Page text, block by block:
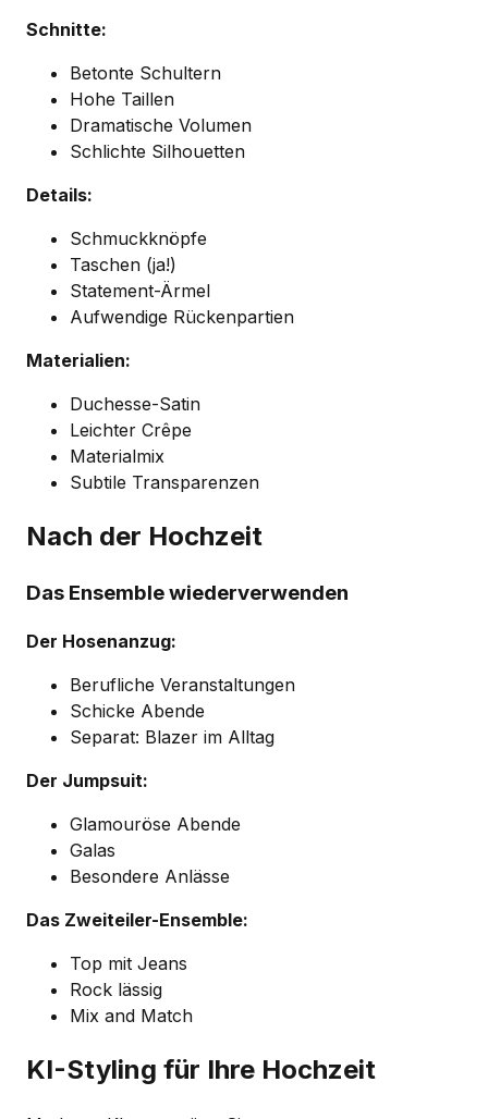
Schnitte:
Betonte Schultern
Hohe Taillen
Dramatische Volumen
Schlichte Silhouetten
Details:
Schmuckknöpfe
Taschen (ja!)
Statement-Ärmel
Aufwendige Rückenpartien
Materialien:
Duchesse-Satin
Leichter Crêpe
Materialmix
Subtile Transparenzen
Nach der Hochzeit
Das Ensemble wiederverwenden
Der Hosenanzug:
Berufliche Veranstaltungen
Schicke Abende
Separat: Blazer im Alltag
Der Jumpsuit:
Glamouröse Abende
Galas
Besondere Anlässe
Das Zweiteiler-Ensemble:
Top mit Jeans
Rock lässig
Mix and Match
KI-Styling für Ihre Hochzeit